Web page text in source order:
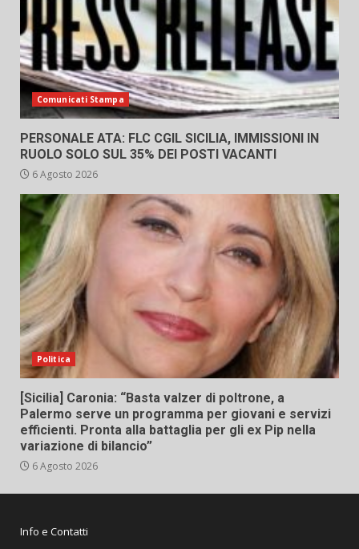
Comunicati Stampa
PERSONALE ATA: FLC CGIL SICILIA, IMMISSIONI IN
RUOLO SOLO SUL 35% DEI POSTI VACANTI
6 Agosto 2026
Politica
[Sicilia] Caronia: “Basta valzer di poltrone, a
Palermo serve un programma per giovani e servizi
efficienti. Pronta alla battaglia per gli ex Pip nella
variazione di bilancio”
6 Agosto 2026
Info e Contatti